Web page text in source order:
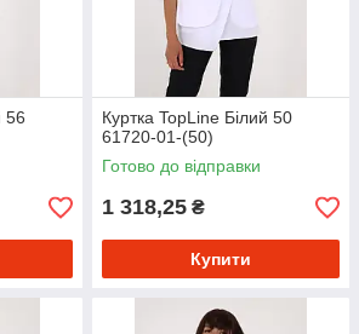
56
Куртка TopLine Білий 50
61720-01-(50)
Готово до відправки
1 318,25 ₴
Купити